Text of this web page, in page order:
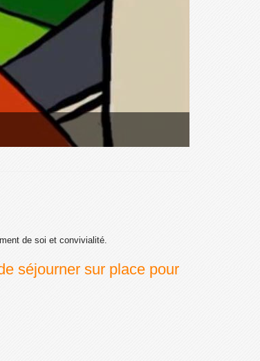
de soi et convivialité.
séjourner sur place pour